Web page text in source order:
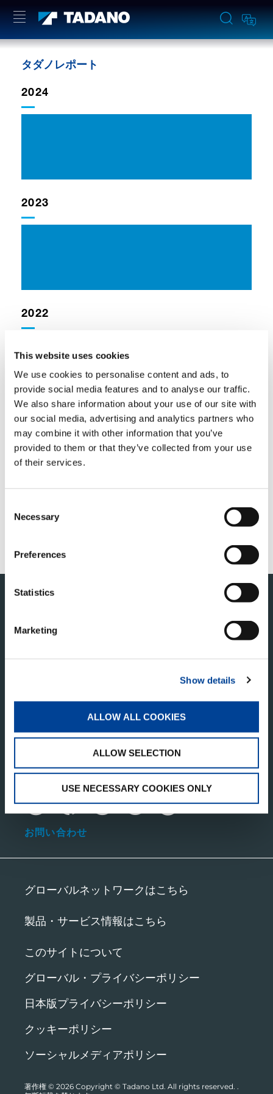
This website uses cookies
We use cookies to personalise content and ads, to
provide social media features and to analyse our traffic.
We also share information about your use of our site with
our social media, advertising and analytics partners who
may combine it with other information that you’ve
provided to them or that they’ve collected from your use
of their services.
Selection
Necessary
Preferences
Statistics
Marketing
Show details
ALLOW ALL COOKIES
ALLOW SELECTION
USE NECESSARY COOKIES ONLY
タダノレポート
2024
2023
2022
2022年度タダノレポート（中間期）
2022年4月1日－2022年9月30日 (PDF:
2.5MB)
2021
2021年度タダノレポート（中間期）
2.5MB)
このページの先頭へ
株式会社タダノ
香川県高松市新田町甲３４番地
お問い合わせ
グローバルネットワークはこちら
製品・サービス情報はこちら
このサイトについて
グローバル・プライバシーポリシー
日本版プライバシーポリシー
クッキーポリシー
ソーシャルメディアポリシー
著作権 © 2026 Copyright © Tadano Ltd. All rights reserved. .